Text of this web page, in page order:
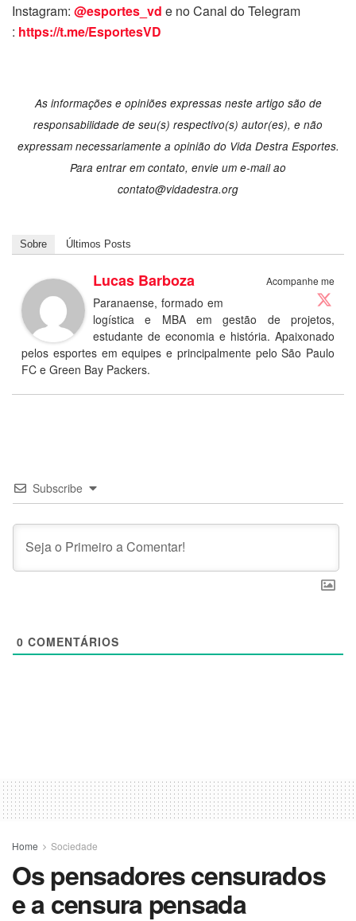
Instagram: @esportes_vd e no Canal do Telegram
: https://t.me/EsportesVD
As informações e opiniões expressas neste artigo são de
responsabilidade de seu(s) respectivo(s) autor(es), e não
expressam necessariamente a opinião do Vida Destra Esportes.
Para entrar em contato, envie um e-mail ao
contato@vidadestra.org
Sobre Últimos Posts
Acompanhe me
Lucas Barboza
Paranaense, formado em
logística e MBA em gestão de projetos,
estudante de economia e história. Apaixonado
pelos esportes em equipes e principalmente pelo São Paulo
FC e Green Bay Packers.
Subscribe
0 COMENTÁRIOS
Home Sociedade
Os pensadores censurados
e a censura pensada